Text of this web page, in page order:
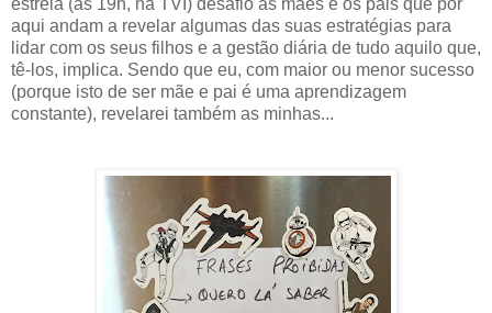
estreia (às 19h, na TVI) desafio as mães e os pais que por
aqui andam a revelar algumas das suas estratégias para
lidar com os seus filhos e a gestão diária de tudo aquilo que,
tê-los, implica. Sendo que eu, com maior ou menor sucesso
(porque isto de ser mãe e pai é uma aprendizagem
constante), revelarei também as minhas...